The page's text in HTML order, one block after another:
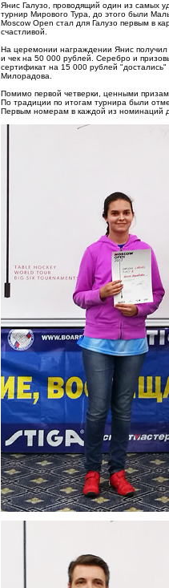
Янис Галузо, проводящий один из самых
турнир Мирового Тура, до этого были
Moscow Open стал для Галузо первым в
счастливой.
На церемонии награждении Янис получил
и чек на 50 000 рублей. Серебро и
сертификат на 15 000 рублей
Милорадова.
Помимо первой четверки, ценными
По традиции по итогам турнира были
Первым номерам в каждой из номинаций